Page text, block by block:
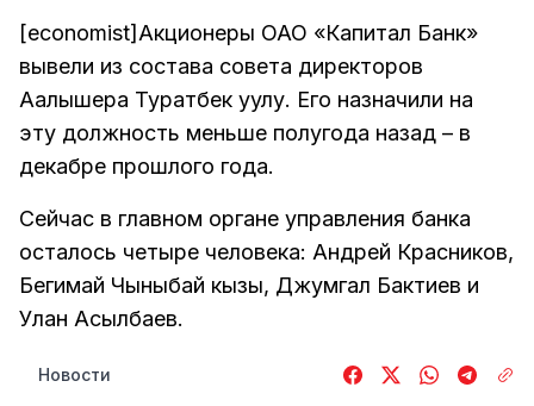
[economist]Акционеры ОАО «Капитал Банк»
вывели из состава совета директоров
Аалышера Туратбек уулу. Его назначили на
эту должность меньше полугода назад – в
декабре прошлого года.
Сейчас в главном органе управления банка
осталось четыре человека: Андрей Красников,
Бегимай Чыныбай кызы, Джумгал Бактиев и
Улан Асылбаев.
Новости